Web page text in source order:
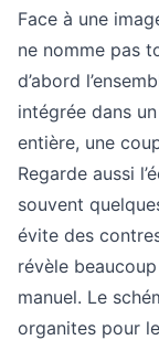
Face à une
ne nomme pas
d’abord
intégrée dans
entière, une
Regarde aussi
souvent
évite des
révèle
manuel. Le
organites pour